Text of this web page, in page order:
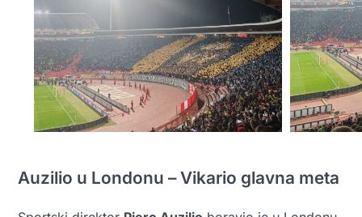
Auzilio u Londonu – Vikario glavna meta